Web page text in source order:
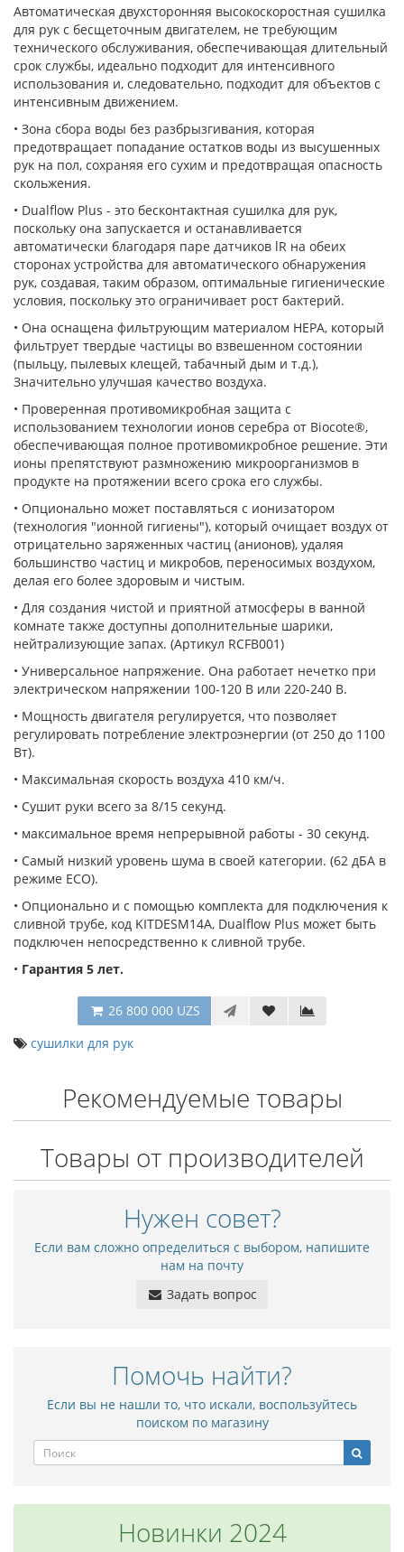
Автоматическая двухсторонняя высокоскоростная сушилка
для рук с бесщеточным двигателем, не требующим
технического обслуживания, обеспечивающая длительный
срок службы, идеально подходит для интенсивного
использования и, следовательно, подходит для объектов с
интенсивным движением.
• Зона сбора воды без разбрызгивания, которая
предотвращает попадание остатков воды из высушенных
рук на пол, сохраняя его сухим и предотвращая опасность
скольжения.
• Dualflow Plus - это бесконтактная сушилка для рук,
поскольку она запускается и останавливается
автоматически благодаря паре датчиков lR на обеих
сторонах устройства для автоматического обнаружения
рук, создавая, таким образом, оптимальные гигиенические
условия, поскольку это ограничивает рост бактерий.
• Она оснащена фильтрующим материалом HEPA, который
фильтрует твердые частицы во взвешенном состоянии
(пыльцу, пылевых клещей, табачный дым и т.д.),
Значительно улучшая качество воздуха.
• Проверенная противомикробная защита с
использованием технологии ионов серебра от Biocote®,
обеспечивающая полное противомикробное решение. Эти
ионы препятствуют размножению микроорганизмов в
продукте на протяжении всего срока его службы.
• Опционально может поставляться с ионизатором
(технология "ионной гигиены"), который очищает воздух от
отрицательно заряженных частиц (анионов), удаляя
большинство частиц и микробов, переносимых воздухом,
делая его более здоровым и чистым.
• Для создания чистой и приятной атмосферы в ванной
комнате также доступны дополнительные шарики,
нейтрализующие запах. (Артикул RCFB001)
• Универсальное напряжение. Она работает нечетко при
электрическом напряжении 100-120 В или 220-240 В.
• Мощность двигателя регулируется, что позволяет
регулировать потребление электроэнергии (от 250 до 1100
Вт).
• Максимальная скорость воздуха 410 км/ч.
• Сушит руки всего за 8/15 секунд.
• максимальное время непрерывной работы - 30 секунд.
• Самый низкий уровень шума в своей категории. (62 дБА в
режиме ECO).
• Опционально и с помощью комплекта для подключения к
сливной трубе, код KITDESM14A, Dualflow Plus может быть
подключен непосредственно к сливной трубе.
• Гарантия 5 лет.
26 800 000 UZS
сушилки для рук
Рекомендуемые товары
Товары от производителей
Нужен совет?
Если вам сложно определиться с выбором, напишите
нам на почту
Задать вопрос
Помочь найти?
Если вы не нашли то, что искали, воспользуйтесь
поиском по магазину
Новинки 2024